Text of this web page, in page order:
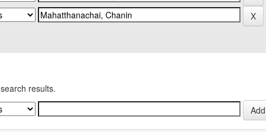
results.